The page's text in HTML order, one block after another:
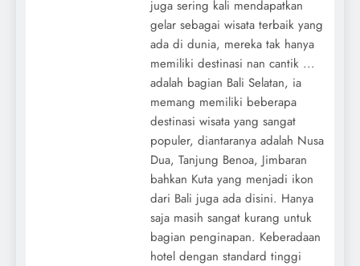
juga sering kali mendapatkan
gelar sebagai wisata terbaik yang
ada di dunia, mereka tak hanya
memiliki destinasi nan cantik ...
adalah bagian Bali Selatan, ia
memang memiliki beberapa
destinasi wisata yang sangat
populer, diantaranya adalah Nusa
Dua, Tanjung Benoa, Jimbaran
bahkan Kuta yang menjadi ikon
dari Bali juga ada disini. Hanya
saja masih sangat kurang untuk
bagian penginapan. Keberadaan
hotel dengan standard tinggi